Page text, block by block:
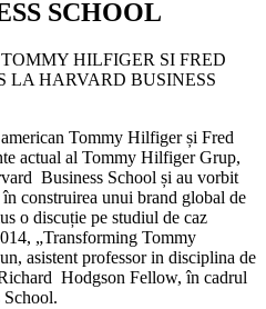
SCHOOL
TOMMY HILFIGER SI FRED
LA HARVARD BUSINESS
Tommy Hilfiger și Fred
actual al Tommy Hilfiger Grup,
Business School și au vorbit
construirea unui brand global de
o discuție pe studiul de caz
„Transforming Tommy
asistent professor in disciplina de
Hodgson Fellow, în cadrul